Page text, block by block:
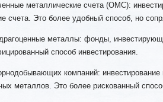
металлические счета (ОМС):
счета. Это более удобный способ, но
металлы: фонды,
способ инвестирования.
компаний:
металлов. Это более рискованный